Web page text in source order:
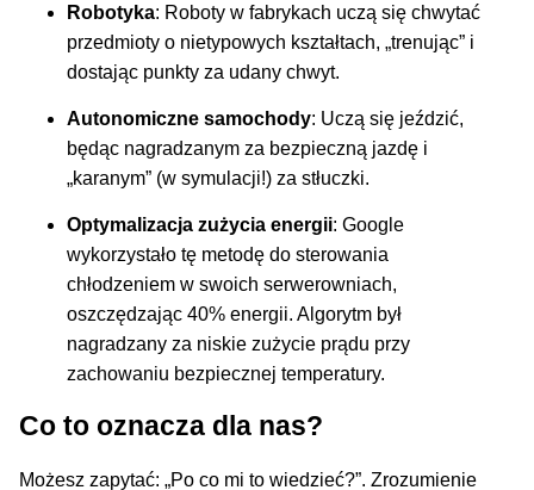
Robotyka: Roboty w fabrykach uczą się chwytać
przedmioty o nietypowych kształtach, „trenując” i
dostając punkty za udany chwyt.
Autonomiczne samochody: Uczą się jeździć,
będąc nagradzanym za bezpieczną jazdę i
„karanym” (w symulacji!) za stłuczki.
Optymalizacja zużycia energii: Google
wykorzystało tę metodę do sterowania
chłodzeniem w swoich serwerowniach,
oszczędzając 40% energii. Algorytm był
nagradzany za niskie zużycie prądu przy
zachowaniu bezpiecznej temperatury.
Co to oznacza dla nas?
Możesz zapytać: „Po co mi to wiedzieć?”. Zrozumienie